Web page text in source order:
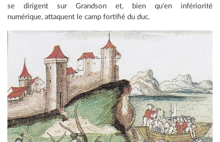
se dirigent sur Grandson et, bien qu'en infériorité
numérique, attaquent le camp fortifié du duc.